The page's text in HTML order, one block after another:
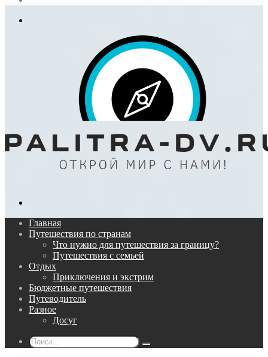
Главная
Путешествия по странам
Что нужно для путешествия за границу?
Путешествия с семьей
Отдых
Приключения и экстрим
Бюджетные путешествия
Путеводитель
Разное
Досуг
Поиск...